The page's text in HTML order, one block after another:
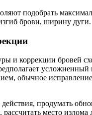
подобрать
брови, ширину дуги.
и коррекции бровей
усложненный
обычное
продумать
место излома